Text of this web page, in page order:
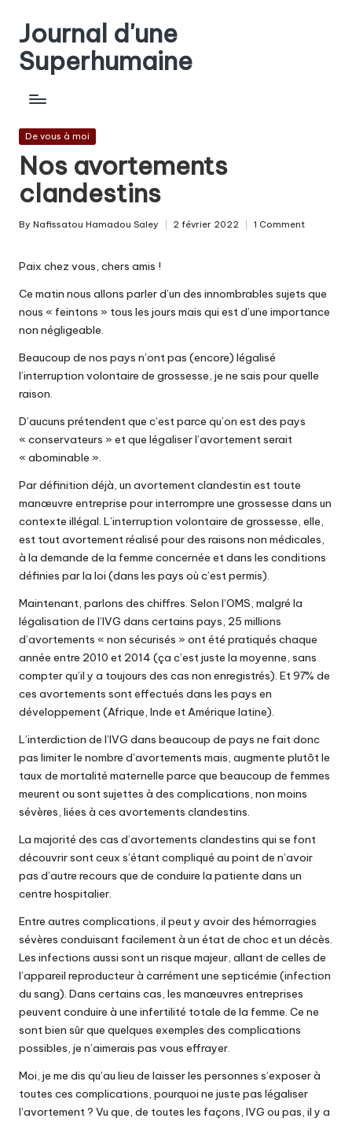
content
Journal d'une
Superhumaine
Posted
De vous à moi
Nos avortements
clandestins
Posted
By Nafissatou Hamadou Saley 2 février 2022 1 Comment
Paix chez vous, chers amis !
Ce matin nous allons parler d’un des innombrables sujets que
nous « feintons » tous les jours mais qui est d’une importance
non négligeable.
Beaucoup de nos pays n’ont pas (encore) légalisé
l’interruption volontaire de grossesse, je ne sais pour quelle
raison.
D’aucuns prétendent que c’est parce qu’on est des pays
« conservateurs » et que légaliser l’avortement serait
« abominable ».
Par définition déjà, un avortement clandestin est toute
manœuvre entreprise pour interrompre une grossesse dans un
contexte illégal. L’interruption volontaire de grossesse, elle,
est tout avortement réalisé pour des raisons non médicales,
à la demande de la femme concernée et dans les conditions
définies par la loi (dans les pays où c’est permis).
Maintenant, parlons des chiffres. Selon l’OMS, malgré la
légalisation de l’IVG dans certains pays, 25 millions
d’avortements « non sécurisés » ont été pratiqués chaque
année entre 2010 et 2014 (ça c’est juste la moyenne, sans
compter qu’il y a toujours des cas non enregistrés). Et 97% de
ces avortements sont effectués dans les pays en
développement (Afrique, Inde et Amérique latine).
L’interdiction de l’IVG dans beaucoup de pays ne fait donc
pas limiter le nombre d’avortements mais, augmente plutôt le
taux de mortalité maternelle parce que beaucoup de femmes
meurent ou sont sujettes à des complications, non moins
sévères, liées à ces avortements clandestins.
La majorité des cas d’avortements clandestins qui se font
découvrir sont ceux s’étant compliqué au point de n’avoir
pas d’autre recours que de conduire la patiente dans un
centre hospitalier.
Entre autres complications, il peut y avoir des hémorragies
sévères conduisant facilement à un état de choc et un décès.
Les infections aussi sont un risque majeur, allant de celles de
l’appareil reproducteur à carrément une septicémie (infection
du sang). Dans certains cas, les manœuvres entreprises
peuvent conduire à une infertilité totale de la femme. Ce ne
sont bien sûr que quelques exemples des complications
possibles, je n’aimerais pas vous effrayer.
Moi, je me dis qu’au lieu de laisser les personnes s’exposer à
toutes ces complications, pourquoi ne juste pas légaliser
l’avortement ? Vu que, de toutes les façons, IVG ou pas, il y a